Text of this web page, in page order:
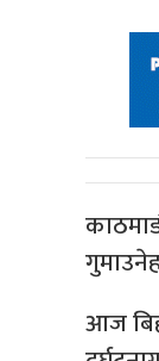
आज